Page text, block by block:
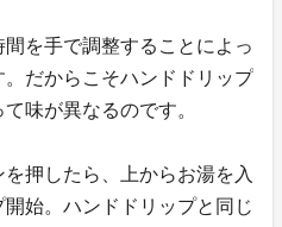
を手で調整することによっ
だからこそハンドドリップ
味が異なるのです。
押したら、上からお湯を入
始。ハンドドリップと同じ